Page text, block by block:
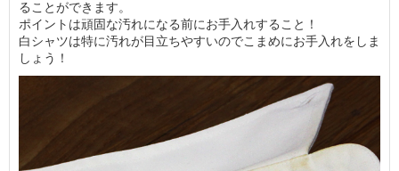
ることができます。
ポイントは頑固な汚れになる前にお手入れすること！
白シャツは特に汚れが目立ちやすいのでこまめにお手入れをしま
しょう！